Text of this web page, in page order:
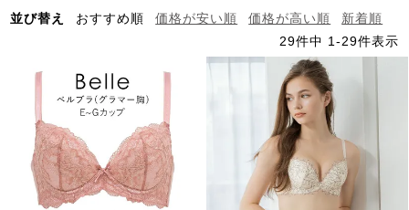
並び替え おすすめ順 価格が安い順 価格が高い順
新着順
29件中 1 -29件表示